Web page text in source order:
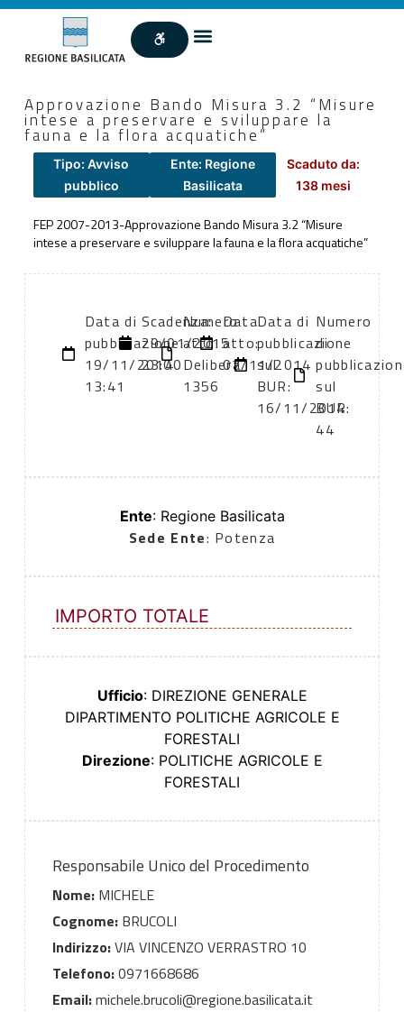
Approvazione Bando Misura 3.2 “Misure
intese a preservare e sviluppare la
fauna e la flora acquatiche”
Tipo: Avviso
pubblico
Ente: Regione
Basilicata
Scaduto da:
138 mesi
FEP 2007-2013-Approvazione Bando Misura 3.2 “Misure
intese a preservare e sviluppare la fauna e la flora acquatiche”
Data di
pubblicazione:
19/11/2014
13:41
Scadenza:
29/01/2015
23:00
Numero
atto:
Delibera
1356
Data
atto:
07/11/2014
Data di
pubblicazione
sul
BUR:
16/11/2014
Numero
di
sul
BUR:
44
Ente: Regione Basilicata
Sede Ente: Potenza
IMPORTO TOTALE
Ufficio: DIREZIONE GENERALE
DIPARTIMENTO POLITICHE AGRICOLE E
FORESTALI
Direzione: POLITICHE AGRICOLE E
FORESTALI
Responsabile Unico del Procedimento
Nome:MICHELE
Cognome:BRUCOLI
Indirizzo:VIA VINCENZO VERRASTRO 10
Telefono:0971668686
Email:michele.brucoli@regione.basilicata.it